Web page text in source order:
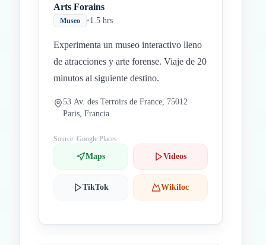
Arts Forains
Museo •1.5 hrs
Experimenta un museo interactivo lleno
de atracciones y arte forense. Viaje de 20
minutos al siguiente destino.
53 Av. des Terroirs de France, 75012
Paris, Francia
Source: Google Places
Maps Videos
TikTok Wikiloc